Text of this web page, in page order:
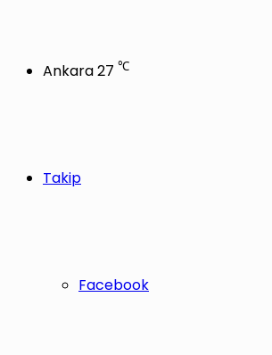
Ankara27 ℃
Takip
Facebook